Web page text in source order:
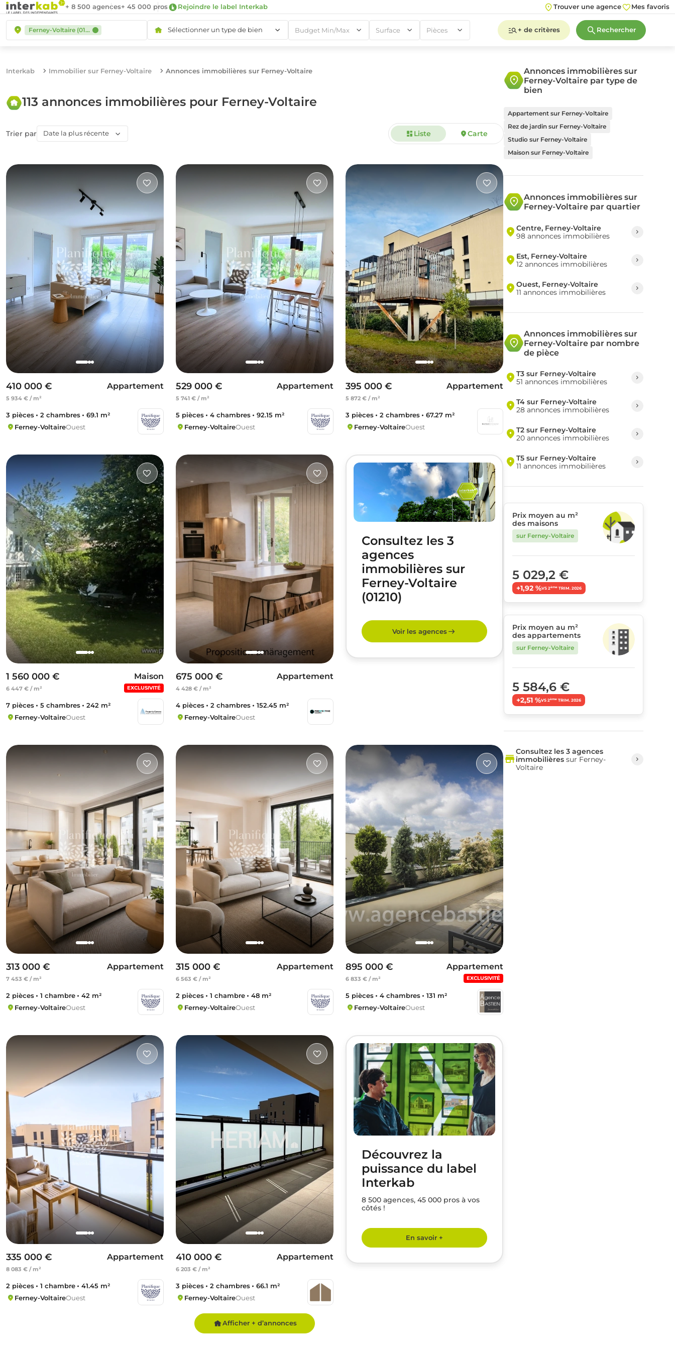
+ 8 500 agences+ 45 000 pros Rejoindre le label Interkab Trouver une agence Mes favoris
Ferney-Voltaire (01210) Sélectionner un type de bien Budget Min/Max Surface Pièces
5+
2 3 4 5+
+ de critères Rechercher
Interkab Immobilier sur Ferney-Voltaire Annonces immobilières sur Ferney-Voltaire
113 annonces immobilières pour Ferney-Voltaire
Trier par Date la plus récente Liste Carte
410 000 €
5 934 € / m²
Appartement
3 pièces 2 chambres
69.1 m²
Ferney-VoltaireOuest
529 000 €
5 741 € / m²
Appartement
5 pièces 4 chambres
92.15 m²
Ferney-VoltaireOuest
395 000 €
5 872 € / m²
Appartement
3 pièces 2 chambres
67.27 m²
Ferney-VoltaireOuest
1 560 000 €
6 447 € / m²
Maison
EXCLUSIVITÉ
7 pièces 5 chambres
242 m²
Ferney-VoltaireOuest
675 000 €
4 428 € / m²
Appartement
4 pièces 2 chambres
152.45 m²
Ferney-VoltaireOuest
Consultez les 3
agences
immobilières sur
Ferney-Voltaire
(01210)
Voir les agences
313 000 €
7 453 € / m²
Appartement
2 pièces 1 chambre
42 m²
Ferney-VoltaireOuest
315 000 €
6 563 € / m²
Appartement
2 pièces 1 chambre
48 m²
Ferney-VoltaireOuest
895 000 €
6 833 € / m²
Appartement
EXCLUSIVITÉ
5 pièces 4 chambres
131 m²
Ferney-VoltaireOuest
335 000 €
8 083 € / m²
Appartement
2 pièces 1 chambre
41.45 m²
Ferney-VoltaireOuest
410 000 €
6 203 € / m²
Appartement
3 pièces 2 chambres
66.1 m²
Ferney-VoltaireOuest
Découvrez la
puissance du label
Interkab
8 500 agences, 45 000 pros à vos
côtés !
En savoir +
Afficher + d’annonces
Annonces immobilières sur
Ferney-Voltaire par type de
bien
Appartement sur Ferney-Voltaire
Rez de jardin sur Ferney-Voltaire
Studio sur Ferney-Voltaire
Maison sur Ferney-Voltaire
Annonces immobilières sur
Ferney-Voltaire par quartier
Centre, Ferney-Voltaire
98 annonces immobilières
Est, Ferney-Voltaire
12 annonces immobilières
Ouest, Ferney-Voltaire
11 annonces immobilières
Annonces immobilières sur
Ferney-Voltaire par nombre
de pièce
T3 sur Ferney-Voltaire
51 annonces immobilières
T4 sur Ferney-Voltaire
28 annonces immobilières
T2 sur Ferney-Voltaire
20 annonces immobilières
T5 sur Ferney-Voltaire
11 annonces immobilières
Prix moyen au m²
des maisons
sur Ferney-Voltaire
5 029,2 €
+1,92 %VS 2èmeTRIM. 2026
Prix moyen au m²
des appartements
sur Ferney-Voltaire
5 584,6 €
+2,51 %VS 2èmeTRIM. 2026
Consultez les 3 agences
immobilièressur Ferney-
Voltaire